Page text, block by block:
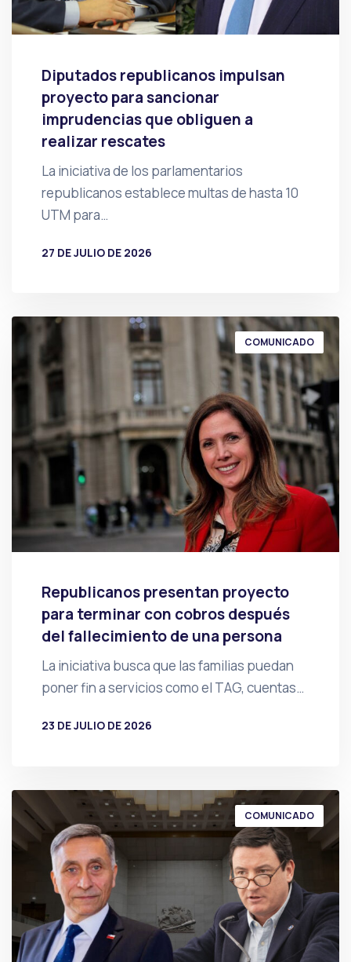
Diputados republicanos impulsan
proyecto para sancionar
imprudencias que obliguen a
realizar rescates
La iniciativa de los parlamentarios
republicanos establece multas de hasta 10
UTM para…
27 DE JULIO DE 2026
COMUNICADO
Republicanos presentan proyecto
para terminar con cobros después
del fallecimiento de una persona
La iniciativa busca que las familias puedan
poner fin a servicios como el TAG, cuentas…
23 DE JULIO DE 2026
COMUNICADO